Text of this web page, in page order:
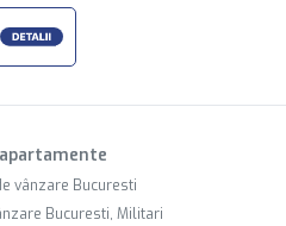
vânzare Bucuresti
Bucuresti, Militari